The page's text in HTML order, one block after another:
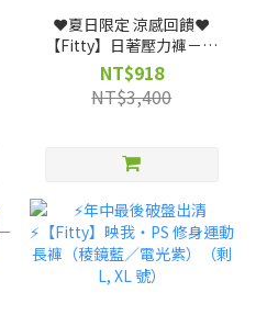
❤️夏日限定 涼感回饋❤️
【Fitty】日著壓力褲－旗
艦無痕款（剩 XL, 號）
NT$918
NT$3,400